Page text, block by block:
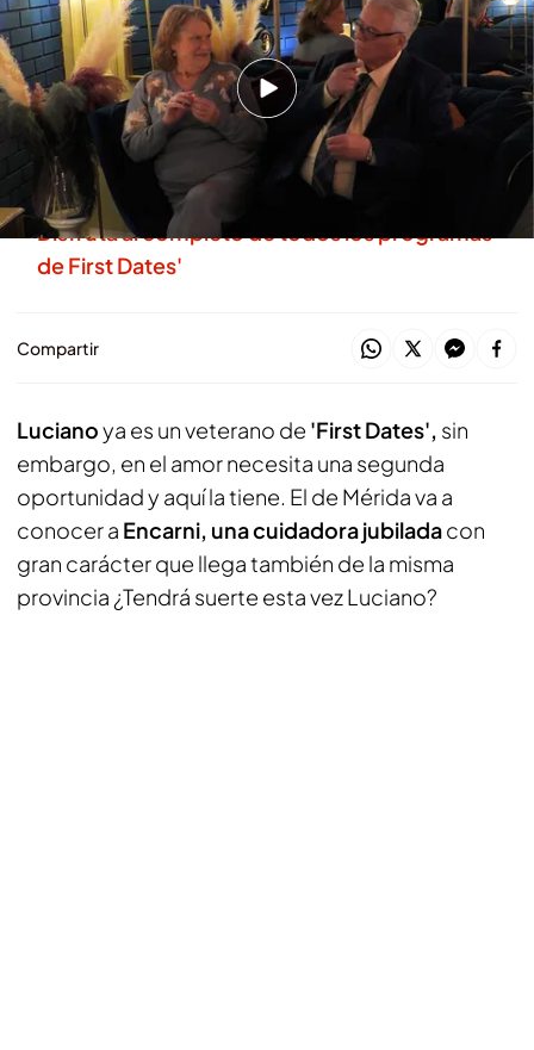
Lara Guerra
12 MAY 2026 - 00:00h.
¡Sube la temperatura! El sensual baile de una
soltera gogó que desata la pasión de su cita:
“Muy sexy”
Disfruta al completo de todos los programas
de First Dates'
Compartir
Lucianoya es un veterano de 'First Dates', sin
embargo, en el amor necesita una segunda
oportunidad y aquí la tiene. El de Mérida va a
conocer a Encarni, una cuidadora jubiladacon
gran carácter que llega también de la misma
provincia ¿Tendrá suerte esta vez Luciano?